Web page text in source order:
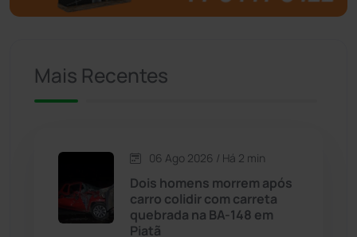
Caetanos
Cândido Sales
Mais Recentes
06 Ago 2026 / Há 2 min
Dois homens morrem após
carro colidir com carreta
quebrada na BA-148 em
Piatã